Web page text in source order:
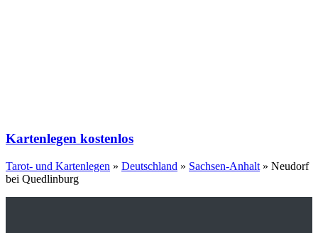
Kartenlegen kostenlos
Tarot- und Kartenlegen » Deutschland » Sachsen-Anhalt » Neudorf
bei Quedlinburg